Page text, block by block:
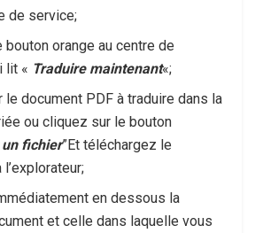
de service;
orange au centre de
lit « Traduire maintenant«;
document PDF à traduire dans la
ou cliquez sur le bouton
un fichier”Et téléchargez le
en dessous la
et celle dans laquelle vous